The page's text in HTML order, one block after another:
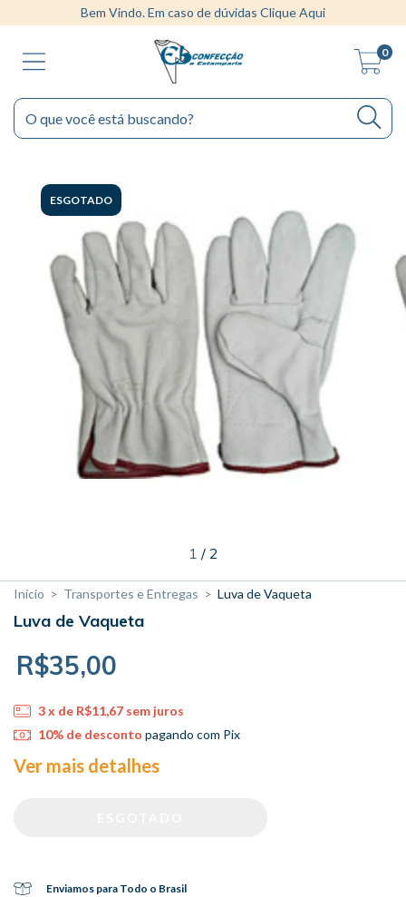
Bem Vindo. Em caso de dúvidas Clique Aqui
0
ESGOTADO
1 / 2
Início > Transportes e Entregas > Luva de Vaqueta
Luva de Vaqueta
R$35,00
3x de R$11,67 sem juros
10% de desconto pagando com Pix
Ver mais detalhes
Enviamos para Todo o Brasil